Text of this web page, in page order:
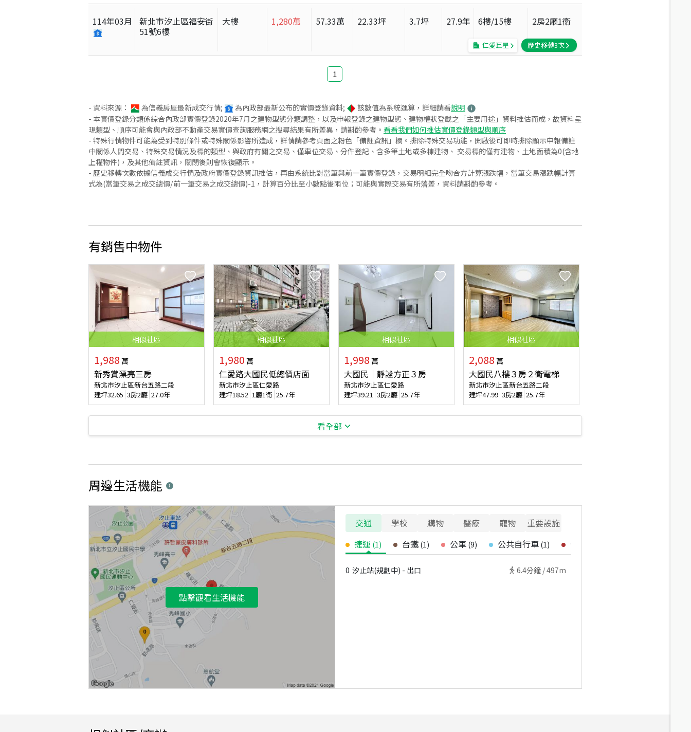
114年03月
新北市汐止區福安街
51號6樓
大樓 1,280萬 57.33萬 22.33坪 3.7坪 27.9年 6樓/15樓 2房2廳1衛
仁愛巨星 歷史移轉3次
1
- 資料來源： 為信義房屋最新成交行情; 為內政部最新公布的實價登錄資料; 該數值為系統運算，詳細請看說明
- 本實價登錄分類係綜合內政部實價登錄2020年7月之建物型態分類調整，以及申報登錄之建物型態、建物權狀登載之「主要用途」資料推估而成，故資料呈
現類型、順序可能會與內政部不動產交易實價查詢服務網之搜尋結果有所差異，請斟酌參考。 看看我們如何推估實價登錄類型與順序
- 特殊行情物件可能為受到特別條件或特殊關係影響所造成，詳情請參考頁面之粉色「備註資訊」欄。排除特殊交易功能，開啟後可即時排除顯示申報備註
中關係人間交易、特殊交易情況及標的類型、與政府有關之交易、僅車位交易、分件登記、含多筆土地或多棟建物、 交易標的僅有建物、土地面積為0(含地
上權物件)，及其他備註資訊，關閉後則會恢復顯示。
- 歷史移轉次數依據信義成交行情及政府實價登錄資訊推估，再由系統比對當筆與前一筆實價登錄，交易明細完全吻合方計算漲跌幅，當筆交易漲跌幅計算
式為(當筆交易之成交總價/前一筆交易之成交總價)-1，計算百分比至小數點後兩位；可能與實際交易有所落差，資料請斟酌參考。
有銷售中物件
相似社區
1,988 萬
新秀賞漂亮三房
新北市汐止區新台五路二段
建坪32.65 3房2廳 27.0年
相似社區
1,980 萬
仁愛路大國民低總價店面
新北市汐止區仁愛路
建坪18.52 1廳1衛 25.7年
相似社區
1,998 萬
大國民｜靜謐方正３房
新北市汐止區仁愛路
建坪39.21 3房2廳 25.7年
相似社區
2,088 萬
大國民八樓３房２衛電梯
新北市汐止區新台五路二段
建坪47.99 3房2廳 25.7年
看全部
周邊生活機能
點擊觀看生活機能
交通 學校 購物 醫療 寵物
重要設施
捷運 (1) 台鐵 (1) 公車 (9) 公共自行車 (1) 停車場
0 汐止站(規劃中) - 出口 6.4分鐘 /497m